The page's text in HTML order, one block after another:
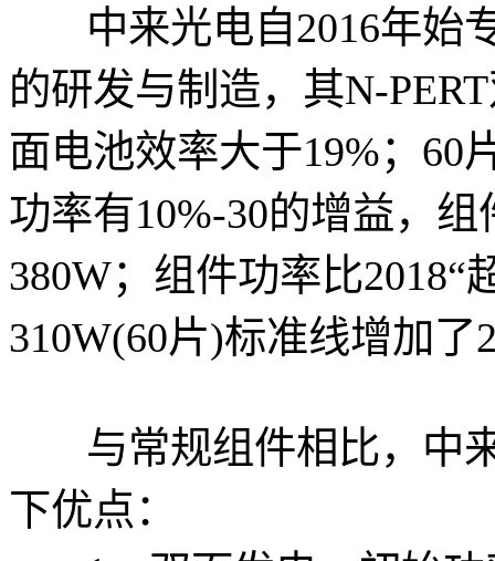
中来光电自2016年始
的研发与制造，其N-
面电池效率大于19%；60
功率有10%-30的增益，
380W；组件功率比
310W(60片)标准线增加了
与常规组件相比，中来
下优点：